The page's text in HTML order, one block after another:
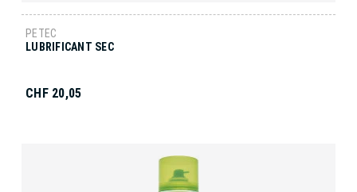
PETEC
LUBRIFICANT SEC
CHF 20,05